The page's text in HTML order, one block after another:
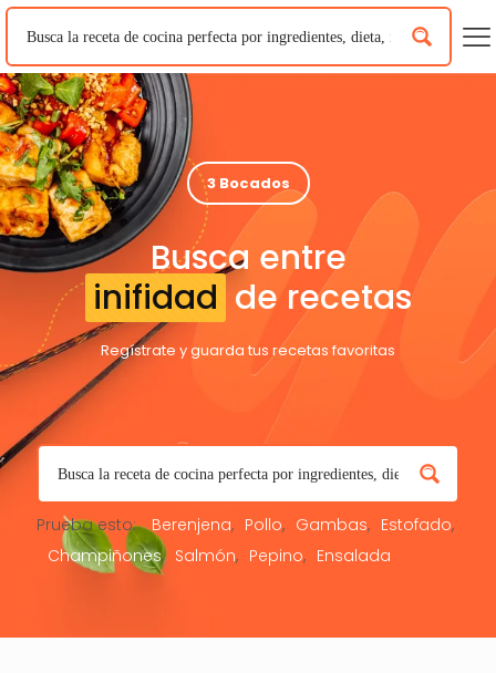
3 Bocados
Busca entre
inifidad de recetas
Regístrate y guarda tus recetas favoritas
Prueba esto: Berenjena Pollo Gambas
Estofado
Champiñones
Salmón Pepino Ensalada